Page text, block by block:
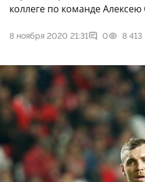
коллеге по команде Алексею
8 ноября 2020 21:31 0 8 413